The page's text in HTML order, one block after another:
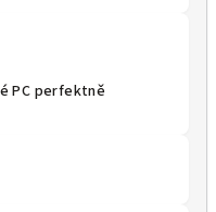
PC perfektně